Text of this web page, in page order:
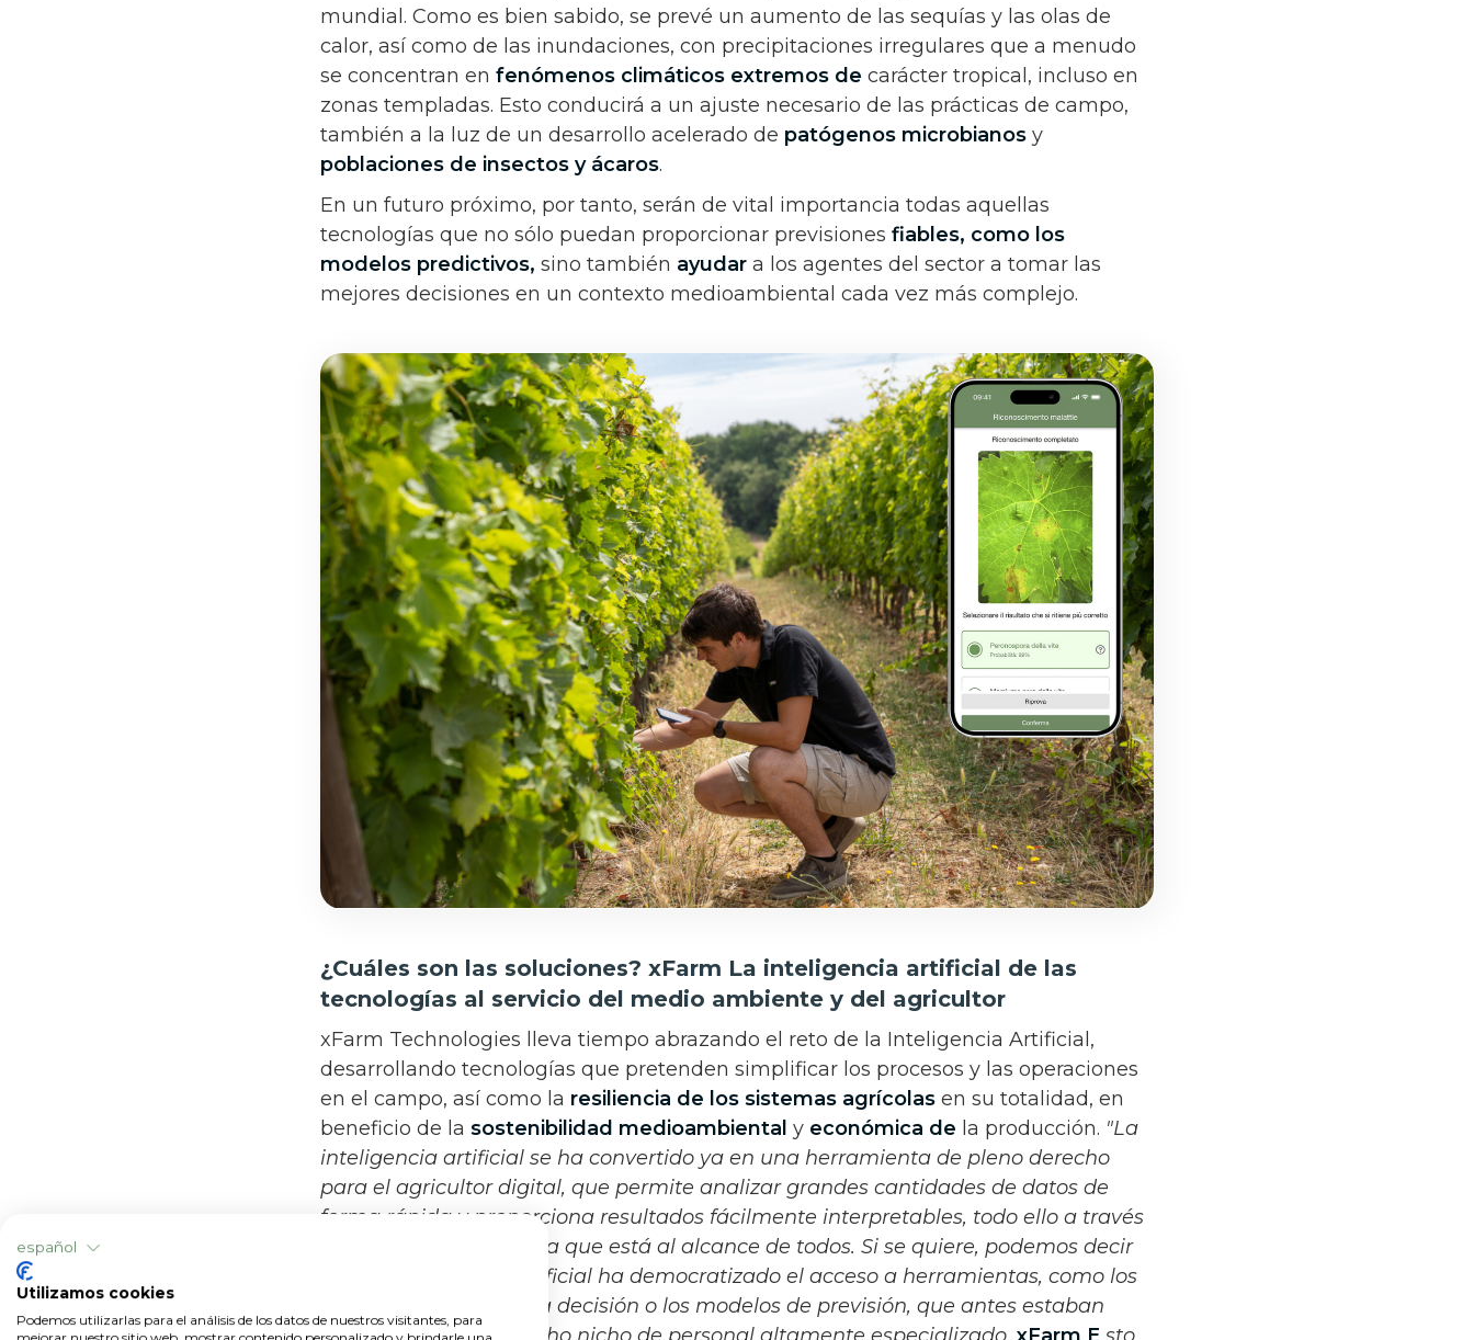
mundial. Como es bien sabido, se prevé un aumento de las sequías y las olas de
calor, así como de las inundaciones, con precipitaciones irregulares que a menudo
se concentran en fenómenos climáticos extremos de carácter tropical, incluso en
zonas templadas. Esto conducirá a un ajuste necesario de las prácticas de campo,
también a la luz de un desarrollo acelerado de patógenos microbianos y
poblaciones de insectos y ácaros.
En un futuro próximo, por tanto, serán de vital importancia todas aquellas
tecnologías que no sólo puedan proporcionar previsiones fiables, como los
modelos predictivos, sino también ayudar a los agentes del sector a tomar las
mejores decisiones en un contexto medioambiental cada vez más complejo.
¿Cuáles son las soluciones? xFarm La inteligencia artificial de las
tecnologías al servicio del medio ambiente y del agricultor
xFarm Technologies lleva tiempo abrazando el reto de la Inteligencia Artificial,
desarrollando tecnologías que pretenden simplificar los procesos y las operaciones
en el campo, así como la resiliencia de los sistemas agrícolas en su totalidad, en
beneficio de la sostenibilidad medioambiental y económica de la producción. "La
inteligencia artificial se ha convertido ya en una herramienta de pleno derecho
para el agricultor digital, que permite analizar grandes cantidades de datos de
forma rápida y proporciona resultados fácilmente interpretables, todo ello a través
de una interfaz intuitiva que está al alcance de todos. Si se quiere, podemos decir
que la inteligencia artificial ha democratizado el acceso a herramientas, como los
sistemas de ayuda a la decisión o los modelos de previsión, que antes estaban
español
Utilizamos cookies
Podemos utilizarlas para el análisis de los datos de nuestros visitantes, para